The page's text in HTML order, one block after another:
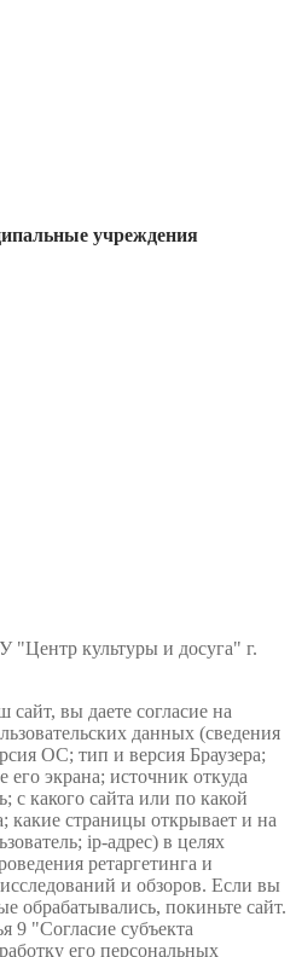
учреждения
"Центр культуры и досуга" г.
вы даете согласие на
данных (сведения
ОС; тип и версия Браузера;
его экрана; источник откуда
с какого сайта или по какой
какие страницы открывает и на
ip-адрес) в целях
ретаргетинга и
и обзоров. Если вы
обрабатывались, покиньте сайт.
9 "Согласие субъекта
его персональных